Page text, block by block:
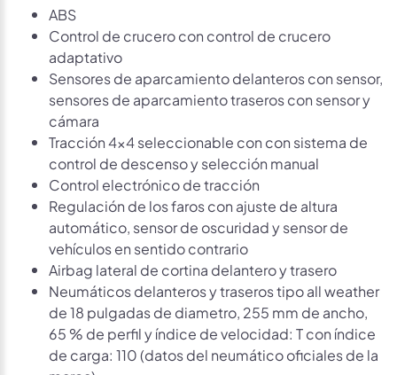
ABS
Control de crucero con control de crucero
adaptativo
Sensores de aparcamiento delanteros con sensor,
sensores de aparcamiento traseros con sensor y
cámara
Tracción 4x4 seleccionable con con sistema de
control de descenso y selección manual
Control electrónico de tracción
Regulación de los faros con ajuste de altura
automático, sensor de oscuridad y sensor de
vehículos en sentido contrario
Airbag lateral de cortina delantero y trasero
Neumáticos delanteros y traseros tipo all weather
de 18 pulgadas de diametro, 255 mm de ancho,
65 % de perfil y índice de velocidad: T con índice
de carga: 110 (datos del neumático oficiales de la